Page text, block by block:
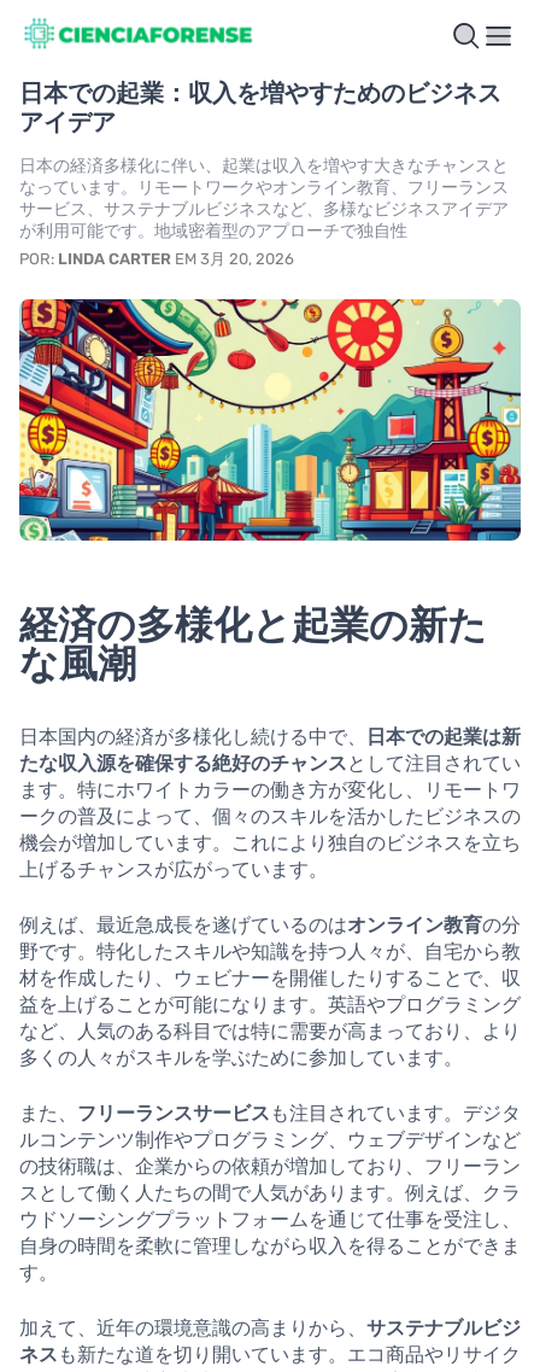
日本での起業：収入を増やすためのビジネス
アイデア
日本の経済多様化に伴い、起業は収入を増やす大きなチャンスと
なっています。リモートワークやオンライン教育、フリーランス
サービス、サステナブルビジネスなど、多様なビジネスアイデア
が利用可能です。地域密着型のアプローチで独自性
POR: LINDA CARTER EM 3月 20, 2026
経済の多様化と起業の新た
な風潮
日本国内の経済が多様化し続ける中で、
日本での起業は新
たな収入源を確保する絶好のチャンスとして注目されてい
ます。特にホワイトカラーの働き方が変化し、リモートワ
ークの普及によって、個々のスキルを活かしたビジネスの
機会が増加しています。これにより独自のビジネスを立ち
上げるチャンスが広がっています。
例えば、最近急成長を遂げているのはオンライン教育の分
野です。特化したスキルや知識を持つ人々が、自宅から教
材を作成したり、ウェビナーを開催したりすることで、収
益を上げることが可能になります。英語やプログラミング
など、人気のある科目では特に需要が高まっており、より
多くの人々がスキルを学ぶために参加しています。
また、 フリーランスサービス も注目されています。デジタ
ルコンテンツ制作やプログラミング、ウェブデザインなど
の技術職は、企業からの依頼が増加しており、フリーラン
スとして働く人たちの間で人気があります。例えば、クラ
ウドソーシングプラットフォームを通じて仕事を受注し、
自身の時間を柔軟に管理しながら収入を得ることができま
す。
加えて、近年の環境意識の高まりから、 サステナブルビジ
ネス も新たな道を切り開いています。エコ商品やリサイク